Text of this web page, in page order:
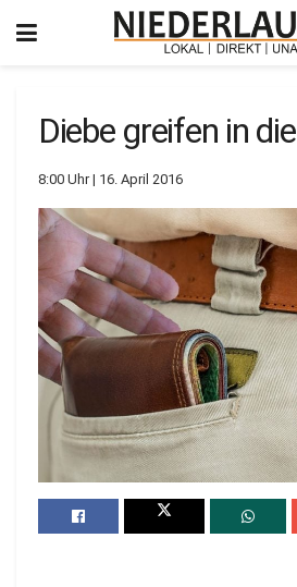
Diebe greifen in
8:00 Uhr | 16. April 2016